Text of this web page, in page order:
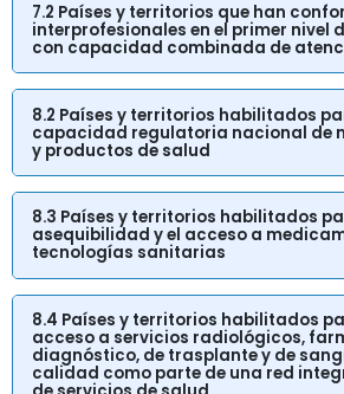
7.2 Países y territorios que han
interprofesionales en el primer nivel
con capacidad combinada de
8.2 Países y territorios habilitados
capacidad regulatoria nacional de
y productos de salud
8.3 Países y territorios habilitados
asequibilidad y el acceso a
tecnologías sanitarias
8.4 Países y territorios habilitados
acceso a servicios radiológicos,
diagnóstico, de trasplante y de
calidad como parte de una red